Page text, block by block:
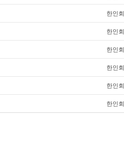
한인회
한인회
한인회
한인회
한인회
한인회